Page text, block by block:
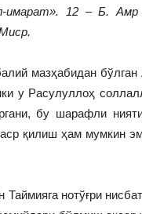
имарат». 12 – Б.
мазҳабидан
у Расулуллоҳ
бу шарафли
қилиш ҳам мумкин
нотўғри